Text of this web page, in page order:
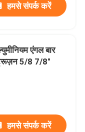
हमसे संपर्क करें
एंगल बार
5/8 7/8"
हमसे संपर्क करें